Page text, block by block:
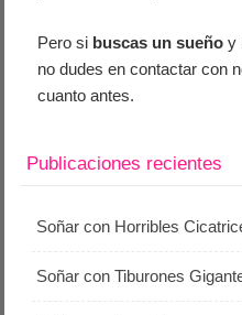
Pero si buscas un sueño y
no dudes en contactar con
cuanto antes.
Publicaciones recientes
Soñar con Horribles
Soñar con Tiburones